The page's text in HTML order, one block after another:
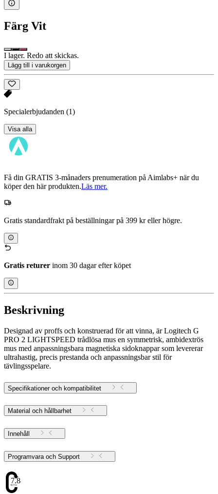
Färg Vit
I lager. Redo att skickas.
Lägg till i varukorgen
Specialerbjudanden (1)
Visa alla
Få din GRATIS 3-månaders prenumeration på Aimlabs+ när du
köper den här produkten.Läs mer.
Gratis standardfrakt på beställningar på 399 kr eller högre.
Gratis returer inom 30 dagar efter köpet
Beskrivning
Designad av proffs och konstruerad för att vinna, är Logitech G
PRO 2 LIGHTSPEED trådlösa mus en symmetrisk, ambidextrös
mus med anpassningsbara magnetiska sidoknappar som levererar
ultrahastig, precis prestanda och anpassningsbar stil för
tävlingsspelare.
Specifikationer och kompatibilitet
Material och hållbarhet
Innehåll
Programvara och Support
7.84